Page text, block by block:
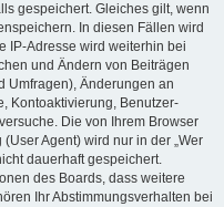
gespeichert. Gleiches gilt, wenn
In diesen Fällen wird
IP-Adresse wird weiterhin bei
und Ändern von Beiträgen
Umfragen), Änderungen an
Kontoaktivierung, Benutzer-
Die von Ihrem Browser
Agent) wird nur in der „Wer
dauerhaft gespeichert.
des Boards, dass weitere
Ihr Abstimmungsverhalten bei